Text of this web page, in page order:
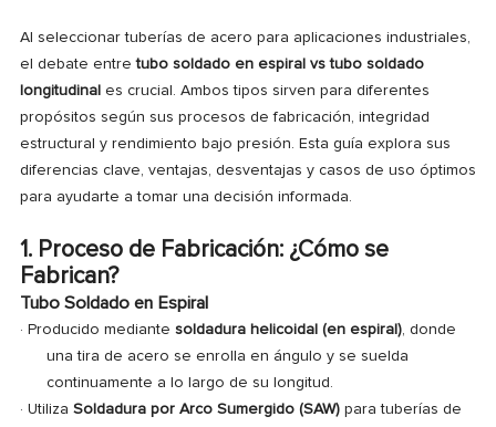
Al seleccionar tuberías de acero para aplicaciones industriales,
el debate entretubo soldado en espiral vs tubo soldado
longitudinal es crucial. Ambos tipos sirven para diferentes
propósitos según sus procesos de fabricación, integridad
estructural y rendimiento bajo presión. Esta guía explora sus
diferencias clave, ventajas, desventajas y casos de uso óptimos
para ayudarte a tomar una decisión informada.
1. Proceso de Fabricación: ¿Cómo se
Fabrican?
Tubo Soldado en Espiral
· Producido mediante soldadura helicoidal (en espiral), donde
una tira de acero se enrolla en ángulo y se suelda
continuamente a lo largo de su longitud.
· Utiliza Soldadura por Arco Sumergido (SAW)para tuberías de